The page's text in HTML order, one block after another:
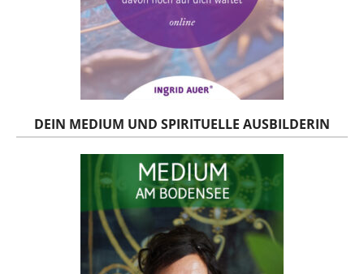
DEIN MEDIUM UND SPIRITUELLE AUSBILDERIN